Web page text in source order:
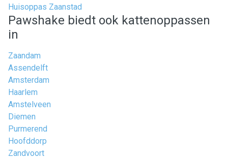
Huisoppas Zaanstad
Pawshake biedt ook kattenoppassen
in
Zaandam
Assendelft
Amsterdam
Haarlem
Amstelveen
Diemen
Purmerend
Hoofddorp
Zandvoort